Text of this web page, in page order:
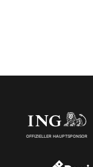
OFFIZIELLER HAUPTSPONSOR